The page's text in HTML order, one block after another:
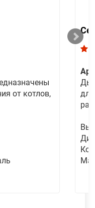
от котлов,